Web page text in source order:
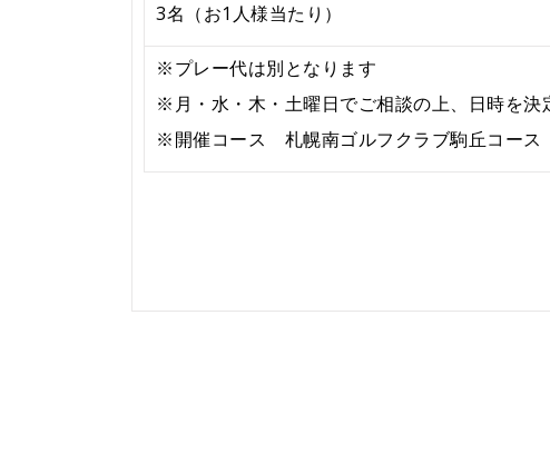
3名（お1人様当たり）
※プレー代は別となります
※月・水・木・土曜日でご相談の上、日時を決
※開催コース 札幌南ゴルフクラブ駒丘コース